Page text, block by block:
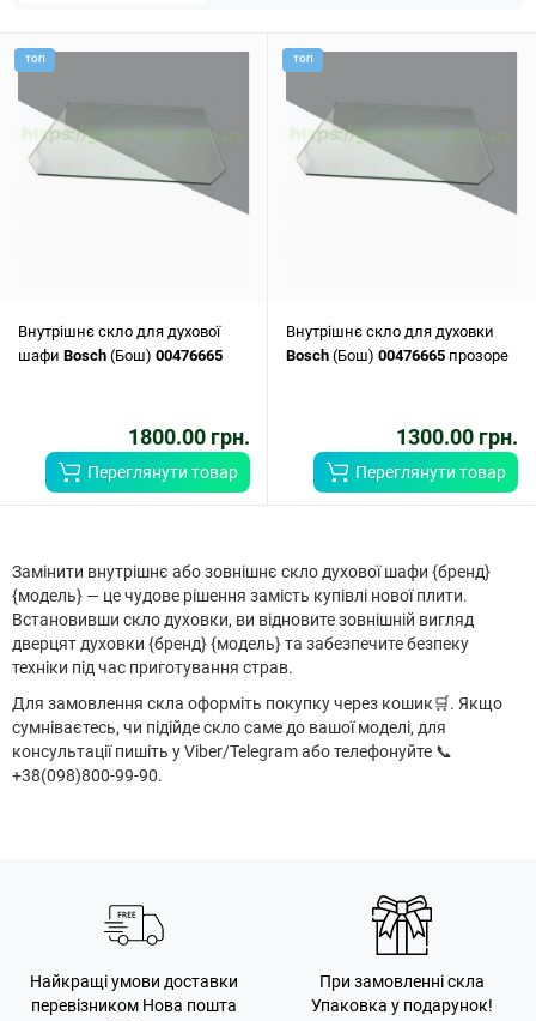
ТОП
Внутрішнє скло для духової
шафи Bosch (Бош) 00476665
1800.00 грн.
Переглянути товар
ТОП
Внутрішнє скло для духовки
Bosch (Бош) 00476665 прозоре
1300.00 грн.
Переглянути товар
Замінити внутрішнє або зовнішнє скло духової шафи {бренд}
{модель} — це чудове рішення замість купівлі нової плити.
Встановивши скло духовки, ви відновите зовнішній вигляд
дверцят духовки {бренд} {модель} та забезпечите безпеку
техніки під час приготування страв.
Для замовлення скла оформіть покупку через кошик🛒. Якщо
сумніваєтесь, чи підійде скло саме до вашої моделі, для
консультації пишіть у Viber/Telegram або телефонуйте 📞
+38(098)800-99-90.
Найкращі умови доставки
перевізником Нова пошта
При замовленні скла
Упаковка у подарунок!